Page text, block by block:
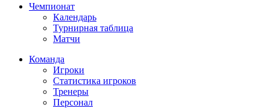
Чемпионат
Календарь
Турнирная таблица
Матчи
Команда
Игроки
Статистика игроков
Тренеры
Персонал